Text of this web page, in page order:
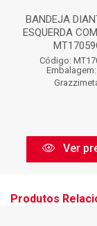
BANDEJA
ESQUERDA
Código:
Embalagem:
Ver
Produtos